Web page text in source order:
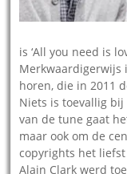
is ‘All you need is
Merkwaardigerwijs
horen, die in 2011
Niets is toevallig
van de tune gaat
maar ook om de
copyrights het
Alain Clark werd